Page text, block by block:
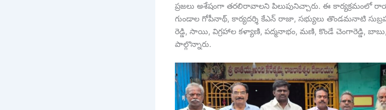
ప్రజలు అశేషంగా తరలిరావాలని పిలుపునిచ్చారు. ఈ కార్యక్రమంలో
గుండాల గోపీనాథ్, కార్యదర్శి కేఎన్ రాజా, సభ్యులు తొండమనాటి
రెడ్డి, సాయి, విగ్రహాల కళ్యాణి, పద్మనాభం, మణి, కొండే చెంగారెడ్డి,
పాల్గొన్నారు.